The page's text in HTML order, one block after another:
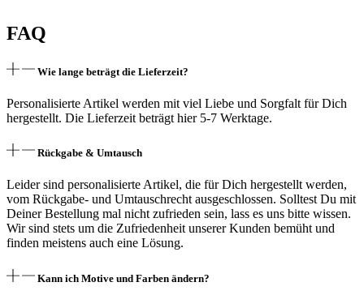
FAQ
Wie lange beträgt die Lieferzeit?
Personalisierte Artikel werden mit viel Liebe und Sorgfalt für Dich
hergestellt. Die Lieferzeit beträgt hier 5-7 Werktage.
Rückgabe & Umtausch
Leider sind personalisierte Artikel, die für Dich hergestellt werden,
vom Rückgabe- und Umtauschrecht ausgeschlossen. Solltest Du mit
Deiner Bestellung mal nicht zufrieden sein, lass es uns bitte wissen.
Wir sind stets um die Zufriedenheit unserer Kunden bemüht und
finden meistens auch eine Lösung.
Kann ich Motive und Farben ändern?